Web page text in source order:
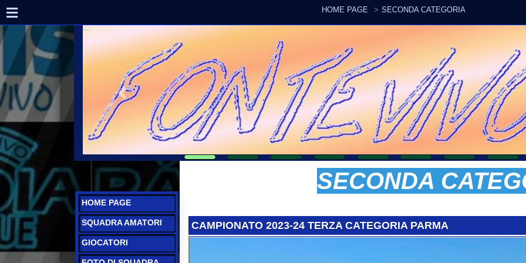
HOME PAGE SECONDA CATEGORIA
HOME PAGE
SQUADRA AMATORI
GIOCATORI
FOTO DI SQUADRA
CAMPIONATO
AMATORI
SECONDA